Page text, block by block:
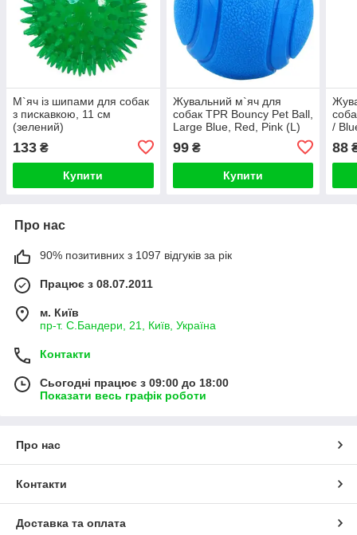
М`яч із шипами для собак
з пискавкою, 11 см
(зелений)
133 ₴
Купити
Жувальний м`яч для
собак TPR Bouncy Pet Ball,
Large Blue, Red, Pink (L)
99₴
Купити
/
88
Про нас
90% позитивних з 1097 відгуків за рік
Працює з 08.07.2011
м. Київ
пр-т. С.Бандери, 21, Київ, Україна
Контакти
Сьогодні працює з 09:00 до 18:00
Показати весь графік роботи
Про нас
Контакти
Доставка та оплата